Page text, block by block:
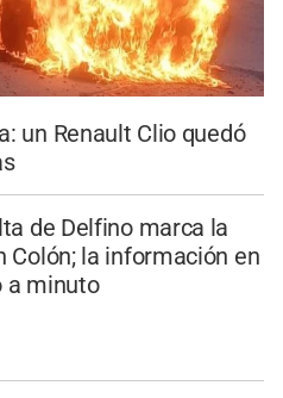
un Renault Clio quedó
de Delfino marca la
Colón; la información en
a minuto